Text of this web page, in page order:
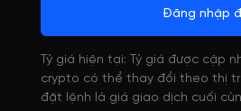
Đăng nhập
Tỷ giá hiện tại: Tỷ giá được cập
crypto có thể thay đổi theo thị
đặt lệnh là giá giao dịch cuối